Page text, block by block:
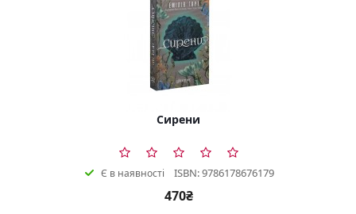
Сирени
Є в наявності ISBN: 9786178676179
470₴